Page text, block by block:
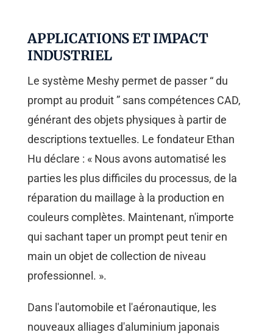
APPLICATIONS ET IMPACT
INDUSTRIEL
Le système Meshy permet de passer “ du
prompt au produit ” sans compétences CAD,
générant des objets physiques à partir de
descriptions textuelles. Le fondateur Ethan
Hu déclare : « Nous avons automatisé les
parties les plus difficiles du processus, de la
réparation du maillage à la production en
couleurs complètes. Maintenant, n'importe
qui sachant taper un prompt peut tenir en
main un objet de collection de niveau
professionnel. ».
Dans l'automobile et l'aéronautique, les
nouveaux alliages d'aluminium japonais